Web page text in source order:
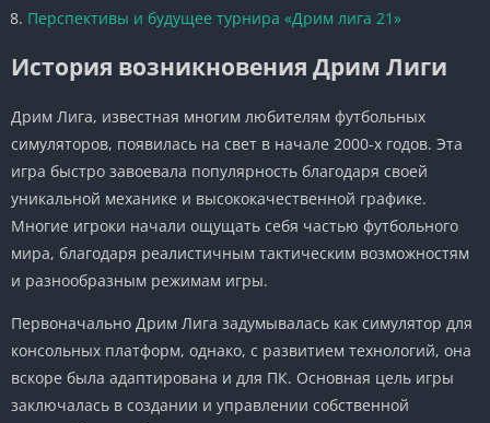
Перспективы и будущее турнира «Дрим лига 21»
История возникновения Дрим Лиги
Дрим Лига, известная многим любителям футбольных
симуляторов, появилась на свет в начале 2000-х годов. Эта
игра быстро завоевала популярность благодаря своей
уникальной механике и высококачественной графике.
Многие игроки начали ощущать себя частью футбольного
мира, благодаря реалистичным тактическим возможностям
и разнообразным режимам игры.
Первоначально Дрим Лига задумывалась как симулятор для
консольных платформ, однако, с развитием технологий, она
вскоре была адаптирована и для ПК. Основная цель игры
заключалась в создании и управлении собственной